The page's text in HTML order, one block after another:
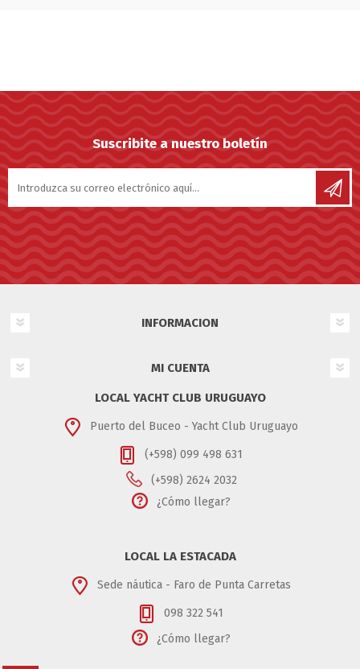
Suscribite a nuestro boletín
INFORMACION
MI CUENTA
LOCAL YACHT CLUB URUGUAYO
Puerto del Buceo - Yacht Club Uruguayo
(+598) 099 498 631
(+598) 2624 2032
¿Cómo llegar?
LOCAL LA ESTACADA
Sede náutica - Faro de Punta Carretas
098 322 541
¿Cómo llegar?